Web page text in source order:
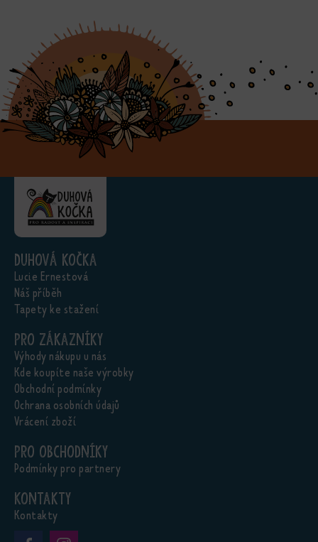
Duhová kočka
Lucie Ernestová
Náš příběh
Tapety ke stažení
Pro zákazníky
Výhody nákupu u nás
Kde koupíte naše výrobky
Obchodní podmínky
Ochrana osobních údajů
Vrácení zboží
Pro obchodníky
Podmínky pro partnery
Kontakty
Kontakty